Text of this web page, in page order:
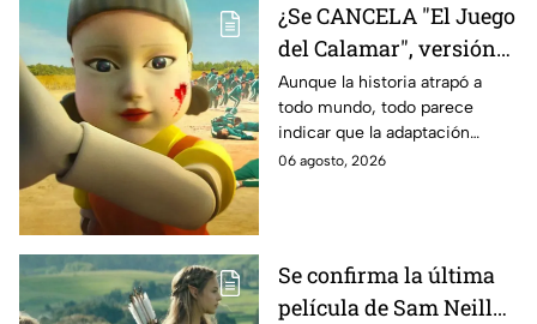
¿Se CANCELA "El Juego
del Calamar", versión
Estados Unidos? Esto
es lo que se sabe al
momento
Aunque la historia atrapó a
todo mundo, todo parece
indicar que la adaptación
podría ser cancelada:
06 agosto, 2026
Se confirma la última
película de Sam Neill